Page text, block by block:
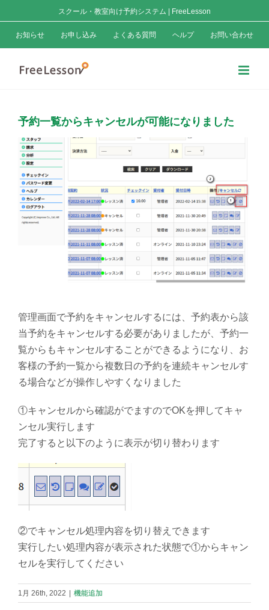
to
content
スクール・教室向け予約システム | FreeLesson
お知らせ お申し込み よくある質問 ヘルプ お問い合わせ
予約一覧からキャンセルが可能になりました
View
Larger
Image
管理画面で予約をキャンセルするには、予約表から該
当予約をキャンセルする必要がありましたが、予約一
覧からもキャンセルすることができるようになり、お
客様の予約一覧から複数日の予約を連続キャンセルす
る場合などが操作しやすくなりました
①キャンセルから確認がでますのでOKを押してキャ
ンセル実行します
完了すると以下のように表示が切り替わります
②でキャンセル処理内容を切り替えできます
実行したい処理内容が表示された状態で①からキャン
セルを実行してください
1月 26th, 2022 | 機能追加